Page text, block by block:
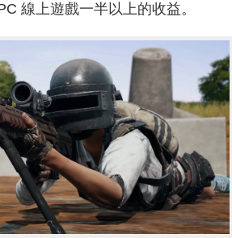
線上遊戲一半以上的收益。